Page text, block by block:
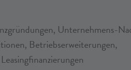
Unternehmens-
Betriebserweiterungen,